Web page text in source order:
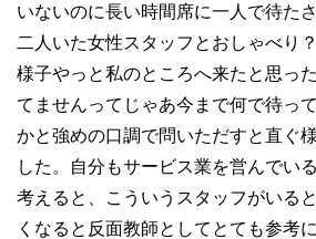
いないのに長い時間席に一人で待た
二人いた女性スタッフとおしゃべり
様子やっと私のところへ来たと思っ
てませんってじゃあ今まで何で待っ
かと強めの口調で問いただすと直ぐ
した。自分もサービス業を営んでい
考えると、こういうスタッフがいる
くなると反面教師としてとても参考